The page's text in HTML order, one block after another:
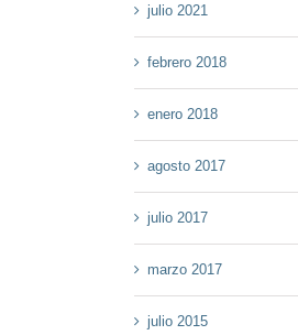
julio 2021
febrero 2018
enero 2018
agosto 2017
julio 2017
marzo 2017
julio 2015